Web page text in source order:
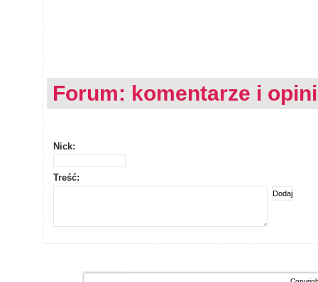
Forum: komentarze i
Nick:
Treść: